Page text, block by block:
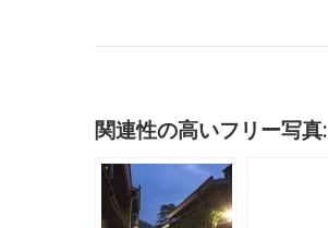
o
o
k
n
関連性の高いフリー写真: